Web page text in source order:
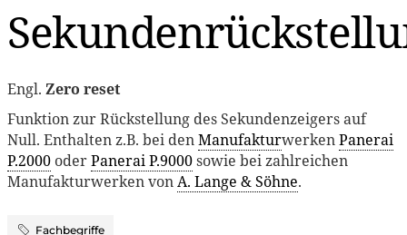
Engl. Zero reset
Funktion zur Rückstellung des Sekundenzeigers auf
Null. Enthalten z.B. bei denManufakturwerkenPanerai
P.2000 oderPanerai P.9000sowie bei zahlreichen
Manufakturwerken vonA. Lange & Söhne.
Fachbegriffe